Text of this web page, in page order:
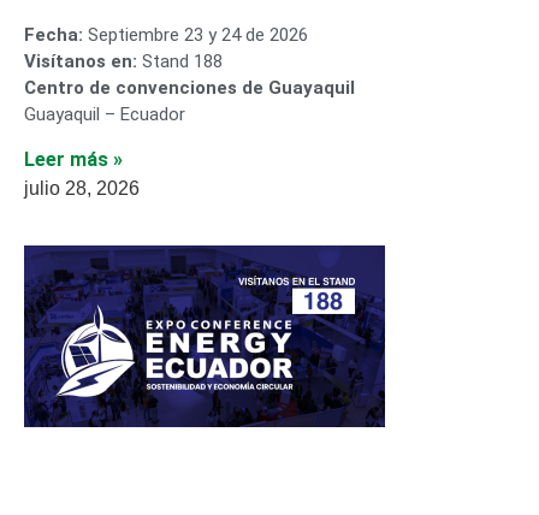
Fecha: Septiembre 23 y 24 de 2026
Visítanos en: Stand 188
Centro de convenciones de Guayaquil
Guayaquil – Ecuador
Leer más »
julio 28, 2026